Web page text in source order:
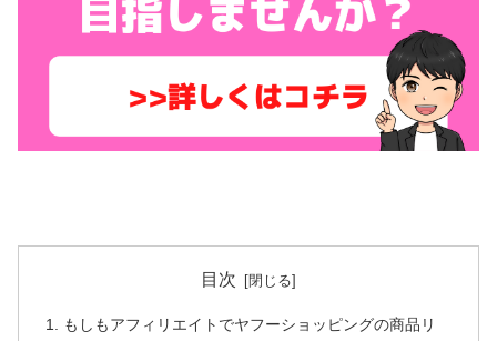
目次
もしもアフィリエイトでヤフーショッピングの商品リ